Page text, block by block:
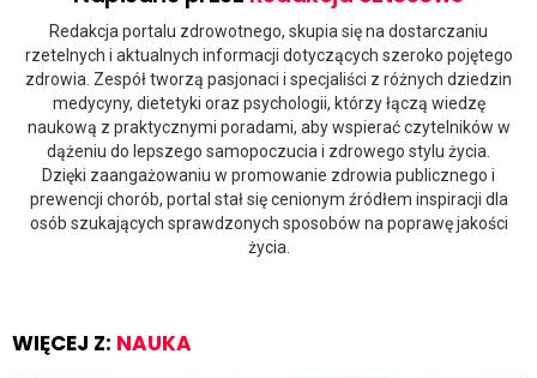
Redakcja portalu zdrowotnego, skupia się na dostarczaniu
rzetelnych i aktualnych informacji dotyczących szeroko pojętego
zdrowia. Zespół tworzą pasjonaci i specjaliści z różnych dziedzin
medycyny, dietetyki oraz psychologii, którzy łączą wiedzę
naukową z praktycznymi poradami, aby wspierać czytelników w
dążeniu do lepszego samopoczucia i zdrowego stylu życia.
Dzięki zaangażowaniu w promowanie zdrowia publicznego i
prewencji chorób, portal stał się cenionym źródłem inspiracji dla
osób szukających sprawdzonych sposobów na poprawę jakości
życia.
WIĘCEJ Z: NAUKA